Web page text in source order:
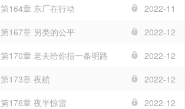
第164章 东厂在行动 2022-11
第167章 另类的公平 2022-12
第170章 老夫给你指一条明路 2022-12
第173章 夜航 2022-12
第176章 夜半惊雷 2022-12